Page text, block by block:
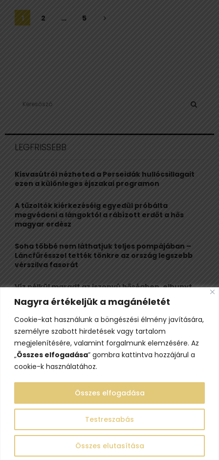
Nagyra értékeljük a magánéletét
Cookie-kat használunk a böngészési élmény javítására,
személyre szabott hirdetések vagy tartalom
megjelenítésére, valamint forgalmunk elemzésére. Az
„Összes elfogadása” gombra kattintva hozzájárul a
cookie-k használatához.
Testreszabás
Összes elutasítása
Összes elfogadása
Bejegyzések
1 2 … 5
h
o
r
LEGFRISSEBB
Kisvasútról nézheted a Perseidák hullócsillagait
ezen a különleges éjszakai programon
A tűzoltók kiérkezéséig egyedül próbálta
megvédeni a lángoktól a rábízott erdőt a hős
magyar erdész
Soha többé nem láthatjuk teljes pompájában –
Láncfűrésszel tették tönkre az ország legszebb
vérszilva fasorát
Víz nélkül maradt az iszonyú hőségben, elhunyt
egy kiránduló a legnépszerűbb horvát
hegységben
Felbecsülhetetlen értékű honfoglaláskori
leletegyüttes került elő Pest megyében – videóval
@2023 - www.lelepo.hu. Minden jog fenntartva.
Adatvédelem Szerzői jogok Impresszum